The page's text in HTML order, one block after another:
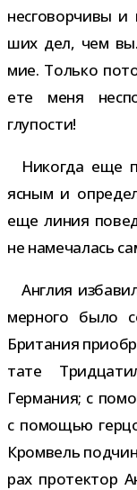
несго­вор­чивы
ших дел, чем
мие. Только
ете меня
глупости!
Никогда еще
ясным и
еще линия
не наме­ча­лась
Англия
мер­ного было
Британия
тате
Германия; с
с помо­щью
Кромвель
рах про­тек­тор